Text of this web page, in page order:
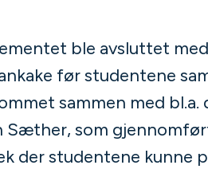
ble avsluttet
før studentene
sammen med
Sæther, som
der studentene kunne